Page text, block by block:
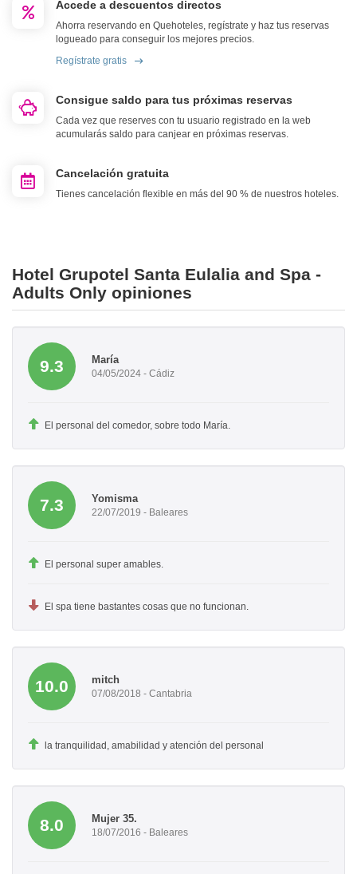
Accede a descuentos directos
Ahorra reservando en Quehoteles, regístrate y haz tus reservas
logueado para conseguir los mejores precios.
Regístrate gratis
Consigue saldo para tus próximas reservas
Cada vez que reserves con tu usuario registrado en la web
acumularás saldo para canjear en próximas reservas.
Cancelación gratuita
Tienes cancelación flexible en más del 90 % de nuestros hoteles.
Hotel Grupotel Santa Eulalia and Spa -
Adults Only opiniones
9.3 María
04/05/2024 - Cádiz
El personal del comedor, sobre todo María.
7.3 Yomisma
22/07/2019 - Baleares
El personal super amables.
El spa tiene bastantes cosas que no funcionan.
10.0 mitch
07/08/2018 - Cantabria
la tranquilidad, amabilidad y atención del personal
8.0 Mujer 35.
18/07/2016 - Baleares